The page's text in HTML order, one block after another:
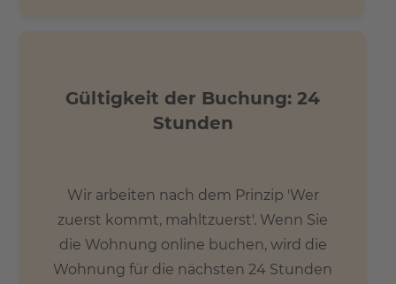
Gültigkeit der Buchung: 24
Stunden
Wir arbeiten nach dem Prinzip 'Wer
zuerst kommt, mahltzuerst'. Wenn Sie
die Wohnung online buchen, wird die
Wohnung für die nächsten 24 Stunden